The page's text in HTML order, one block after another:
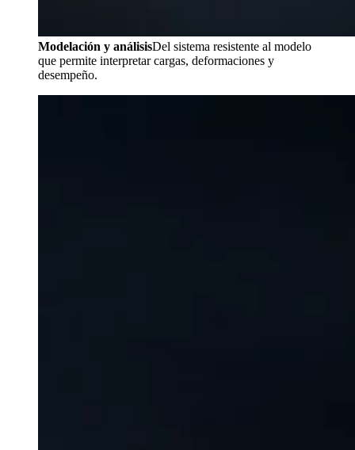
Modelación y análisisDel sistema resistente al modelo
que permite interpretar cargas, deformaciones y
desempeño.